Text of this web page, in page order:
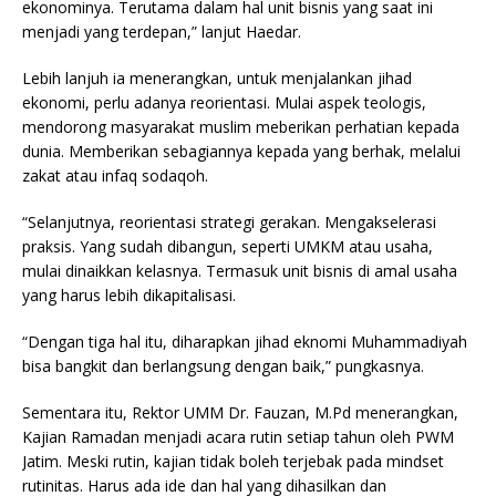
ekonominya. Terutama dalam hal unit bisnis yang saat ini
menjadi yang terdepan,” lanjut Haedar.
Lebih lanjuh ia menerangkan, untuk menjalankan jihad
ekonomi, perlu adanya reorientasi. Mulai aspek teologis,
mendorong masyarakat muslim meberikan perhatian kepada
dunia. Memberikan sebagiannya kepada yang berhak, melalui
zakat atau infaq sodaqoh.
“Selanjutnya, reorientasi strategi gerakan. Mengakselerasi
praksis. Yang sudah dibangun, seperti UMKM atau usaha,
mulai dinaikkan kelasnya. Termasuk unit bisnis di amal usaha
yang harus lebih dikapitalisasi.
“Dengan tiga hal itu, diharapkan jihad eknomi Muhammadiyah
bisa bangkit dan berlangsung dengan baik,” pungkasnya.
Sementara itu, Rektor UMM Dr. Fauzan, M.Pd menerangkan,
Kajian Ramadan menjadi acara rutin setiap tahun oleh PWM
Jatim. Meski rutin, kajian tidak boleh terjebak pada mindset
rutinitas. Harus ada ide dan hal yang dihasilkan dan